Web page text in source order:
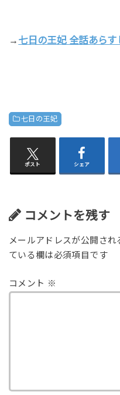
→ 七日の王妃 全話あら
七日の王妃
ポスト シェア
コメントを残す
メールアドレスが公開され
ている欄は必須項目です
コメント ※